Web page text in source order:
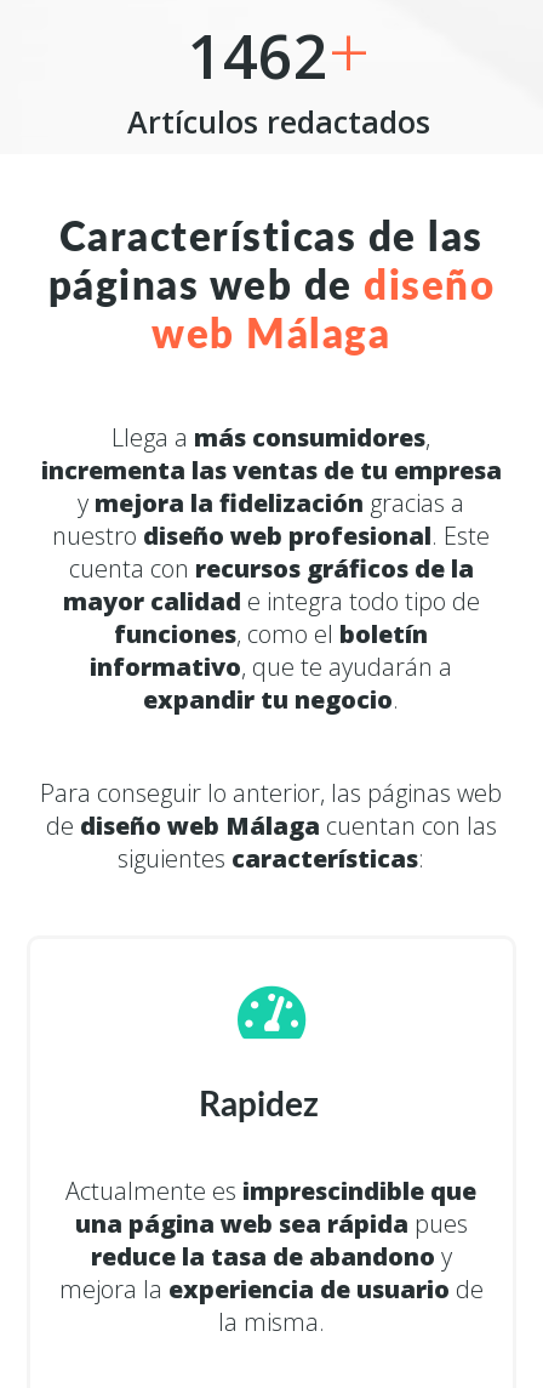
1462+
Artículos redactados
Características de las
páginas web de diseño
web Málaga
Llega a más consumidores,
incrementa las ventas de tu empresa
y mejora la fidelización gracias a
nuestro diseño web profesional. Este
cuenta con recursos gráficos de la
mayor calidad e integra todo tipo de
funciones, como el boletín
informativo, que te ayudarán a
expandir tu negocio.
Para conseguir lo anterior, las páginas web
de diseño web Málaga cuentan con las
siguientes características:
Rapidez
Actualmente es imprescindible que
una página web sea rápida pues
reduce la tasa de abandono y
mejora la experiencia de usuario de
la misma.